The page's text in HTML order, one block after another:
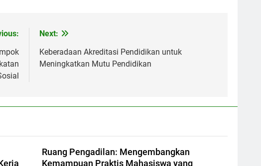
Next:
Keberadaan Akreditasi Pendidikan untuk
Meningkatkan Mutu Pendidikan
Ruang Pengadilan: Mengembangkan
Kemampuan Praktis Mahasiswa yang